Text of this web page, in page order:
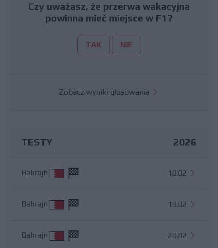
Czy uważasz, że przerwa wakacyjna
powinna mieć miejsce w F1?
TAK NIE
Zobacz wyniki głosowania
TESTY 2026
Bahrajn 18.02
Bahrajn 19.02
Bahrajn 20.02